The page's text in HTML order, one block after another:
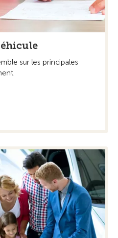
sur les principales